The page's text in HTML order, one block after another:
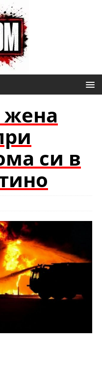
жена
си в